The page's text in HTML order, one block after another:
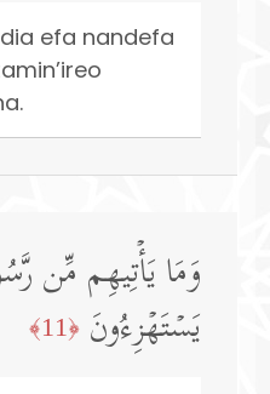
efa nandefa
وَمَا یَأۡتِیهِم مِّن
یَسۡتَهۡزِءُونَ ﴿11﴾